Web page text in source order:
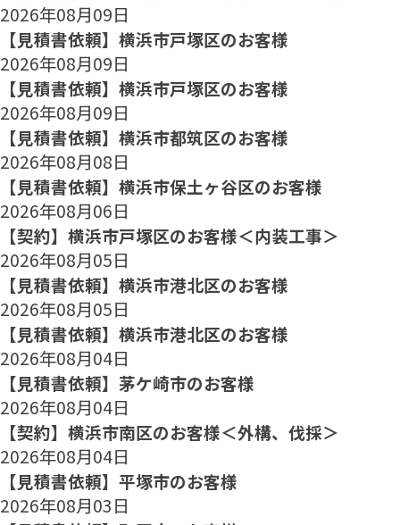
2026年08月09日
【見積書依頼】横浜市戸塚区のお客様
2026年08月09日
【見積書依頼】横浜市戸塚区のお客様
2026年08月09日
【見積書依頼】横浜市都筑区のお客様
2026年08月08日
【見積書依頼】横浜市保土ヶ谷区のお客様
2026年08月06日
【契約】横浜市戸塚区のお客様＜内装工事＞
2026年08月05日
【見積書依頼】横浜市港北区のお客様
2026年08月05日
【見積書依頼】横浜市港北区のお客様
2026年08月04日
【見積書依頼】茅ケ崎市のお客様
2026年08月04日
【契約】横浜市南区のお客様＜外構、伐採＞
2026年08月04日
【見積書依頼】平塚市のお客様
2026年08月03日